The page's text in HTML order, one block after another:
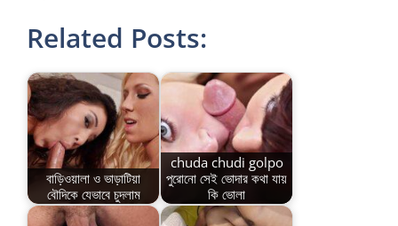
Related Posts:
বাড়িওয়ালা ও ভাড়াটিয়া
বৌদিকে যেভাবে চুদলাম
chuda chudi golpo
পুরোনো সেই ভোদার কথা যায়
কি ভোলা